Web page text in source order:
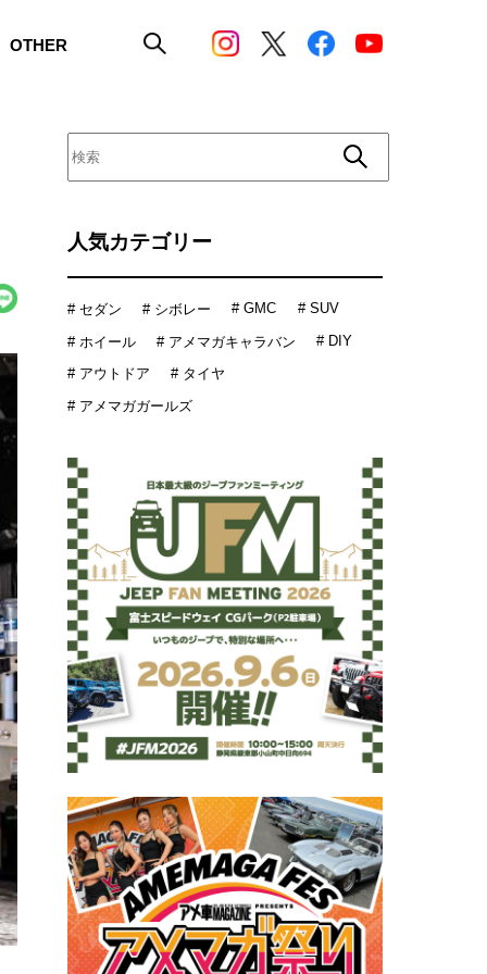
OTHER
人気カテゴリー
# セダン # シボレー # GMC # SUV
# ホイール # アメマガキャラバン # DIY
# アウトドア
# タイヤ
# アメマガガールズ